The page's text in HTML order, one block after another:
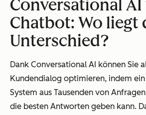
Conversational AI
Chatbot: Wo liegt
Unterschied?
Dank Conversational AI können Sie
Kundendialog optimieren, indem
System aus Tausenden von
die besten Antworten geben kann.